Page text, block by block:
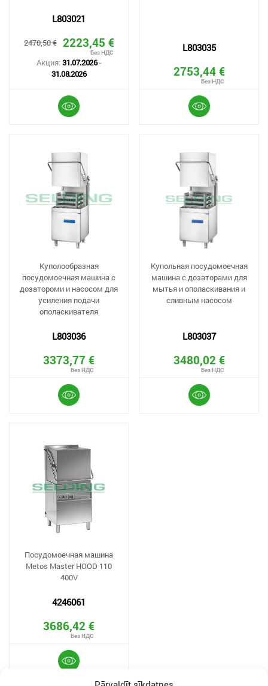
L803021
2470,50 € 2223,45 €
Акция:31.07.2026-
31.08.2026
L803035
2753,44 €
Куполообразная
посудомоечная машина с
дозатороми и насосом для
усиления подачи
ополаскивателя
L803036
3373,77 €
Купольная посудомоечная
машина с дозаторами для
мытья и ополаскивания и
сливным насосом
L803037
3480,02 €
Посудомоечная машина
Metos Master HOOD 110
400V
4246061
3686,42 €